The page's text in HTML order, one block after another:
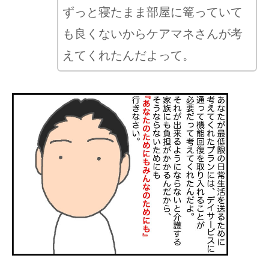
ずっと寝たまま部屋に篭っていて
も良くないからケアマネさんが考
えてくれたんだよって。